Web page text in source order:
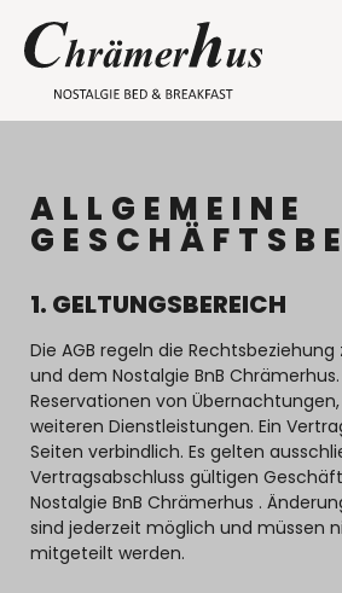
ALLGEMEINE
1. GELTUNGSBEREICH
Die AGB regeln die
und dem Nostalgie BnB
Reservationen von
weiteren Dienstleistungen. Ein
Seiten verbindlich. Es gelten
Vertragsabschluss gültigen
Nostalgie BnB Chrämerhus .
sind jederzeit möglich und müssen
mitgeteilt werden.